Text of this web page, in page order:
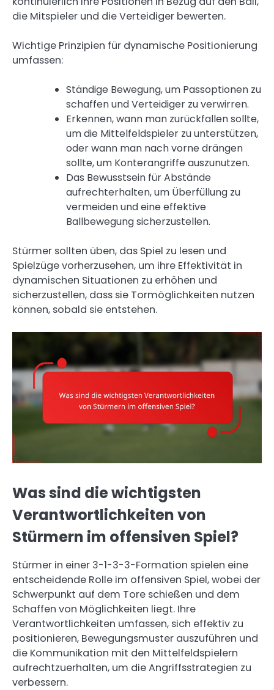
die Mitspieler und die Verteidiger bewerten.
Wichtige Prinzipien für dynamische Positionierung
umfassen:
Ständige Bewegung, um Passoptionen zu
schaffen und Verteidiger zu verwirren.
Erkennen, wann man zurückfallen sollte,
um die Mittelfeldspieler zu unterstützen,
oder wann man nach vorne drängen
sollte, um Konterangriffe auszunutzen.
Das Bewusstsein für Abstände
aufrechterhalten, um Überfüllung zu
vermeiden und eine effektive
Ballbewegung sicherzustellen.
Stürmer sollten üben, das Spiel zu lesen und
Spielzüge vorherzusehen, um ihre Effektivität in
dynamischen Situationen zu erhöhen und
sicherzustellen, dass sie Tormöglichkeiten nutzen
können, sobald sie entstehen.
Was sind die wichtigsten
Verantwortlichkeiten von
Stürmern im offensiven Spiel?
Stürmer in einer 3-1-3-3-Formation spielen eine
entscheidende Rolle im offensiven Spiel, wobei der
Schwerpunkt auf dem Tore schießen und dem
Schaffen von Möglichkeiten liegt. Ihre
Verantwortlichkeiten umfassen, sich effektiv zu
positionieren, Bewegungsmuster auszuführen und
die Kommunikation mit den Mittelfeldspielern
aufrechtzuerhalten, um die Angriffsstrategien zu
verbessern.